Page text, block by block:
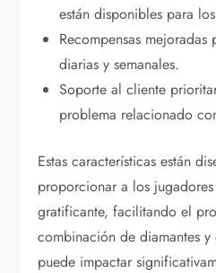
están disponibles para
Recompensas
diarias y semanales.
Soporte al cliente
problema relacionado
Estas características están
proporcionar a los
gratificante, facilitando el
combinación de diamantes y
puede impactar